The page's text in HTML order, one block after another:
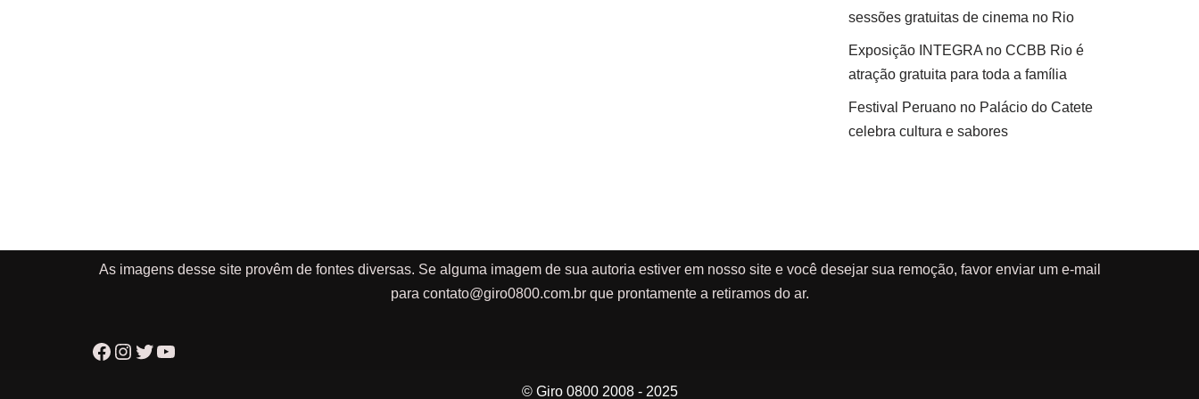
sessões gratuitas de cinema no Rio
Exposição INTEGRA no CCBB Rio é
atração gratuita para toda a família
Festival Peruano no Palácio do Catete
celebra cultura e sabores
As imagens desse site provêm de fontes diversas. Se alguma imagem de sua autoria estiver em nosso site e você desejar sua remoção, favor enviar um e-mail
para contato@giro0800.com.brque prontamente a retiramos do ar.
© Giro 0800 2008 - 2025